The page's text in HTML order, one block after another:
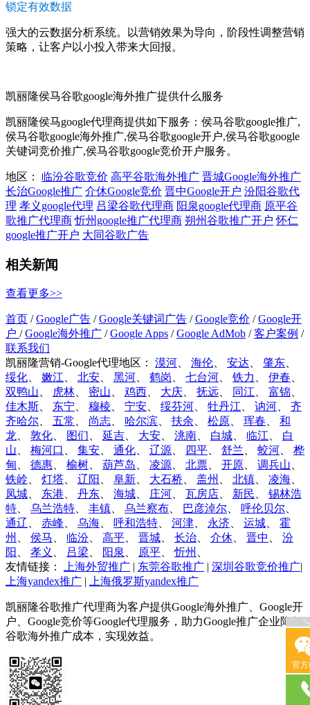
锁定有效数据
强大的云数据分析系统。以营销效果为导向，阶段性调整营销
策略，让客户以小投入带来大回报。
凯丽隆侯马谷歌google海外推广提供什么服务
凯丽隆侯马google代理商提供如下服务：侯马谷歌google推广,
侯马谷歌google海外推广,侯马谷歌google开户,侯马谷歌google
关键词竞价推广,侯马谷歌google竞价开户服务。
地区： 临汾谷歌竞价 高平谷歌海外推广 晋城Google海外推广
长治Google推广 介休Google竞价 晋中Google开户 汾阳谷歌代
理 孝义google代理 吕梁谷歌代理商 阳泉google代理商 原平谷
歌推广代理商 忻州google推广代理商 朔州谷歌推广开户 怀仁
google推广开户 大同谷歌广告
相关新闻
查看更多>>
首页 /Google广告 /Google关键词广告 /Google竞价 /Google开
户 /Google海外推广 /Google Apps /Google AdMob /客户案例 /
联系我们
凯丽隆营销-Google代理地区：
漠河、 海伦、 安达、 肇东、
绥化、 嫩江、 北安、 黑河、 鹤岗、 七台河、 铁力 、 伊春、
双鸭山、 虎林、 密山、 鸡西、 大庆、 抚远、 同江、 富锦、
佳木斯、 东宁、 穆棱、 宁安、 绥芬河、 牡丹江、 讷河、 齐
齐哈尔、 五常 、 尚志、 哈尔滨、 扶余、 松原、 珲春、 和
龙、 敦化、 图们、 延吉、 大安、 洮南、 白城、 临江、 白
山、 梅河口 、 集安、 通化、 辽源、 四平、 舒兰、 蛟河、 桦
甸、 德惠、 榆树、 葫芦岛、 凌源、 北票、 开原、 调兵山、
铁岭、 灯塔、 辽阳 、 阜新、 大石桥、 盖州 、 北镇、 凌海、
凤城、 东港、 丹东、 海城、 庄河、 瓦房店、 新民、 锡林浩
特、 乌兰浩特、 丰镇、 乌兰察布、 巴彦淖尔、 呼伦贝尔、
通辽 、 赤峰、 乌海、 呼和浩特、 河津、 永济、 运城、 霍
州 、 侯马 、 临汾、 高平、 晋城、 长治、 介休、 晋中 、 汾
阳 、 孝义 、 吕梁、 阳泉、 原平、忻州 、
友情链接：
上海外贸推广 | 东莞谷歌推广 | 深圳谷歌竞价推广|
上海yandex推广 | 上海俄罗斯yandex推广
凯丽隆谷歌推广代理商为客户提供Google海外推广、Google开
户、Google竞价等Google代理服务，助力Google推广企业降低
谷歌海外推广成本，实现效益。
官